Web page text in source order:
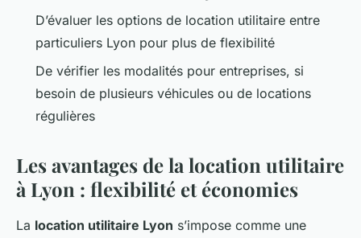
D’évaluer les options de location utilitaire entre
particuliers Lyon pour plus de flexibilité
De vérifier les modalités pour entreprises, si
besoin de plusieurs véhicules ou de locations
régulières
Les avantages de la location utilitaire
à Lyon : flexibilité et économies
La location utilitaire Lyon s’impose comme une